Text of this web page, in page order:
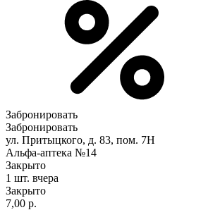
Забронировать
Забронировать
ул. Притыцкого, д. 83, пом. 7Н
Альфа-аптека №14
Закрыто
1 шт. вчера
Закрыто
7,00 р.